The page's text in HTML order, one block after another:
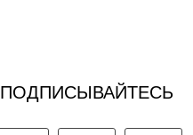
ПОДПИСЫВАЙТЕСЬ